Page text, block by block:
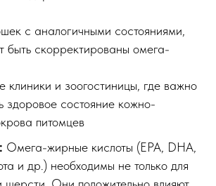
с аналогичными состояниями,
быть скорректированы омега-
клиники и зоогостиницы, где важно
здоровое состояние кожно-
питомцев
Омега-жирные кислоты (EPA, DHA,
и др.) необходимы не только для